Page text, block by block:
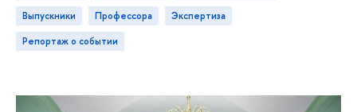
ыпускники
профессора
экспертиза
репортаж о событии